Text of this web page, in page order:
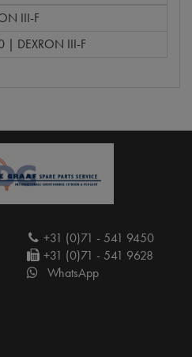
III-F
| DEXRON III-F
+31 (0)71 - 541 9450
+31 (0)71 - 541 9628
WhatsApp